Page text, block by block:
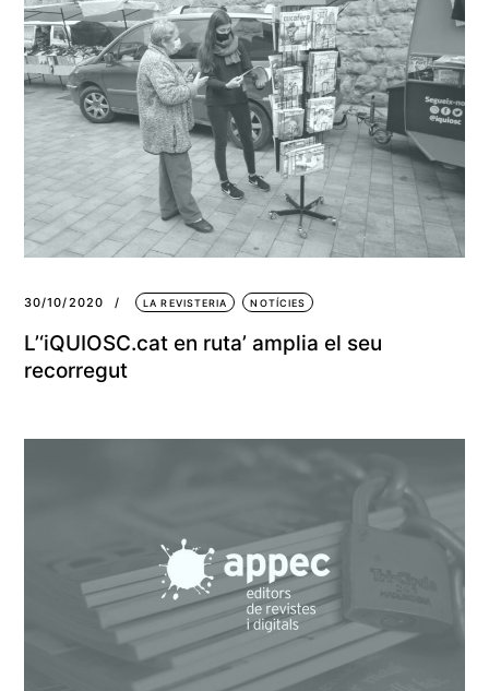
30/10/2020 LA REVISTERIA NOTÍCIES
L’‘iQUIOSC.cat en ruta’ amplia el seu
recorregut